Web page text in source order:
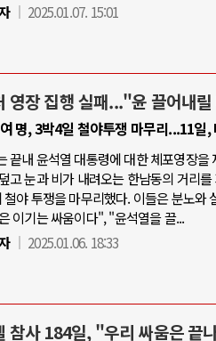
2025.01.07. 15:01
영장 집행 실패..."윤 끌어내
명, 3박4일 철야투쟁 마무리...11일,
끝내 윤석열 대통령에 대한 체포영장을
고 눈과 비가 내려오는 한남동의 거리
철야 투쟁을 마무리했다. 이들은 분노와
이기는 싸움이다", "윤석열을 끌...
2025.01.06. 18:33
참사 184일, "우리 싸움은 끝
아, 네덜란..
하마스, 가